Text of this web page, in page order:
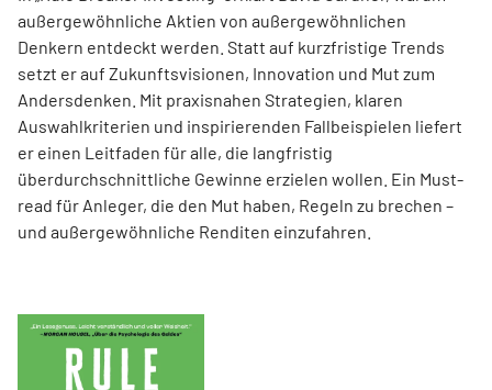
außergewöhnliche Aktien von außer­gewöhnlichen
Denkern entdeckt werden. Statt auf kurzfristige Trends
setzt er auf Zukunftsvisionen, Innovation und Mut zum
Andersdenken. Mit praxisnahen Strategien, klaren
Auswahlkriterien und inspirierenden Fallbeispielen liefert
er einen Leit­faden für alle, die langfristig
überdurchschnittliche Gewinne erzielen wollen. Ein Must-
read für Anleger, die den Mut haben, Regeln zu brechen –
und außergewöhnliche Renditen einzufahren.